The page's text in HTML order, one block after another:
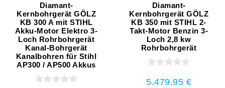
Diamant-
Kernbohrgerät GÖLZ
KB 300 A mit STIHL
Akku-Motor Elektro 3-
Loch Rohrbohrgerät
Kanal-Bohrgerät
Kanalbohren für Stihl
AP300 / AP500 Akkus
Diamant-
Kernbohrgerät GÖLZ
KB 350 mit STIHL 2-
Takt-Motor Benzin 3-
Loch 2,8 kw
Rohrbohrgerät
5.479,95 €